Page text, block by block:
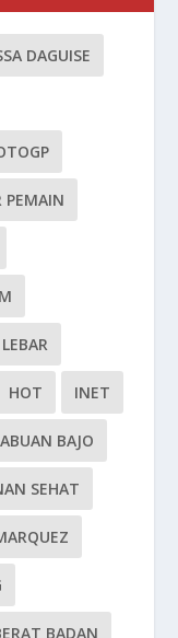
DAGUISE
PEMAIN
HOT INET
BAJO
SEHAT
BADAN